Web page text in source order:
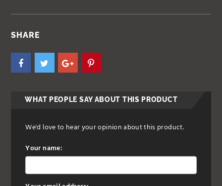
SHARE
WHAT PEOPLE SAY ABOUT THIS PRODUCT
We'd love to hear your opinion about this product.
Your name: